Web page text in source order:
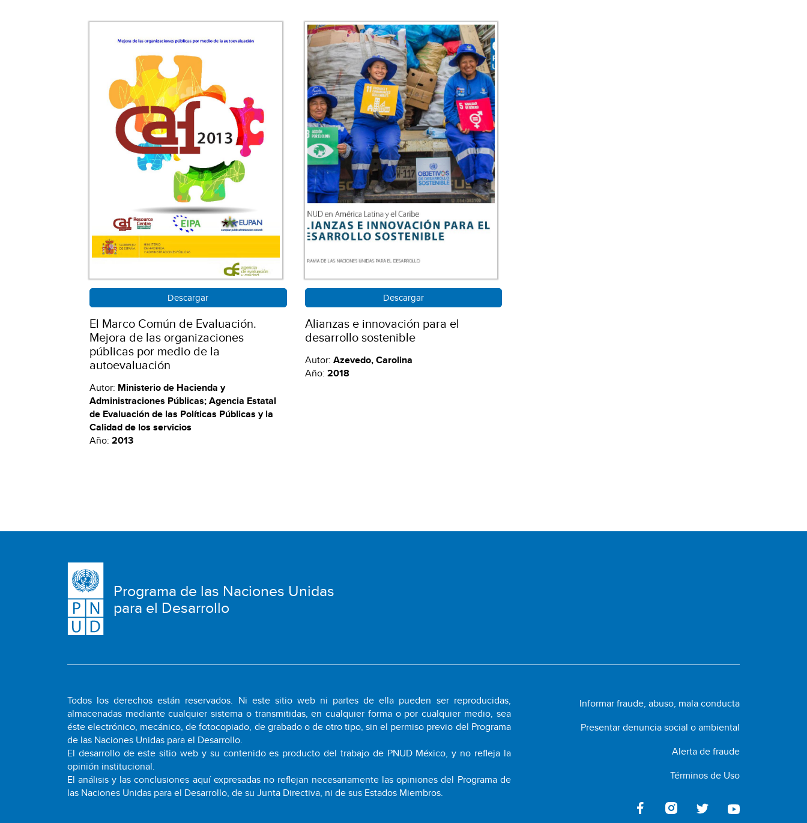
Descargar
El Marco Común de Evaluación.
Mejora de las organizaciones
públicas por medio de la
autoevaluación
Autor: Ministerio de Hacienda y
Administraciones Públicas; Agencia Estatal
de Evaluación de las Políticas Públicas y la
Calidad de los servicios
Año: 2013
Descargar
Alianzas e innovación para el
desarrollo sostenible
Autor: Azevedo, Carolina
Año: 2018
Programa de las Naciones Unidas
para el Desarrollo
Todos los derechos están reservados. Ni este sitio web ni partes de ella pueden ser reproducidas,
almacenadas mediante cualquier sistema o transmitidas, en cualquier forma o por cualquier medio, sea
éste electrónico, mecánico, de fotocopiado, de grabado o de otro tipo, sin el permiso previo del Programa
de las Naciones Unidas para el Desarrollo.
El desarrollo de este sitio web y su contenido es producto del trabajo de PNUD México, y no refleja la
opinión institucional.
El análisis y las conclusiones aquí expresadas no reflejan necesariamente las opiniones del Programa de
las Naciones Unidas para el Desarrollo, de su Junta Directiva, ni de sus Estados Miembros.
Informar fraude, abuso, mala conducta
Presentar denuncia social o ambiental
Alerta de fraude
Términos de Uso